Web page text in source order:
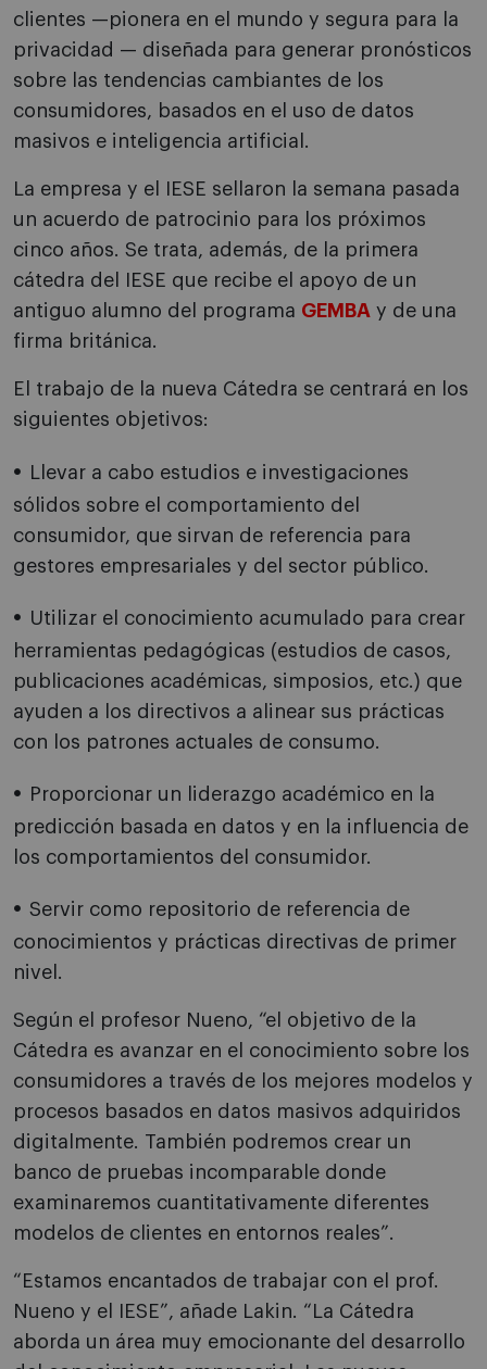
clientes —pionera en el mundo y segura para la
privacidad — diseñada para generar pronósticos
sobre las tendencias cambiantes de los
consumidores, basados en el uso de datos
masivos e inteligencia artificial.
La empresa y el IESE sellaron la semana pasada
un acuerdo de patrocinio para los próximos
cinco años. Se trata, además, de la primera
cátedra del IESE que recibe el apoyo de un
antiguo alumno del programa GEMBA y de una
firma británica.
El trabajo de la nueva Cátedra se centrará en los
siguientes objetivos:
Llevar a cabo estudios e investigaciones
sólidos sobre el comportamiento del
consumidor, que sirvan de referencia para
gestores empresariales y del sector público.
Utilizar el conocimiento acumulado para crear
herramientas pedagógicas (estudios de casos,
publicaciones académicas, simposios, etc.) que
ayuden a los directivos a alinear sus prácticas
con los patrones actuales de consumo.
Proporcionar un liderazgo académico en la
predicción basada en datos y en la influencia de
los comportamientos del consumidor.
Servir como repositorio de referencia de
conocimientos y prácticas directivas de primer
nivel.
Según el profesor Nueno, “e l objetivo de la
Cátedra es avanzar en el conocimiento sobre los
consumidores a través de los mejores modelos y
procesos basados en datos masivos adquiridos
digitalmente. También podremos crear un
banco de pruebas incomparable donde
examinaremos cuantitativamente diferentes
modelos de clientes en entornos reales”.
“Estamos encantados de trabajar con el prof.
Nueno y el IESE”, añade Lakin. “ La Cátedra
aborda un área muy emocionante del desarrollo